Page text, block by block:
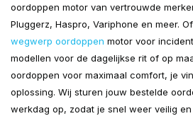
oordoppen motor van vertrouwde
Pluggerz, Haspro, Variphone en meer.
wegwerp oordoppen motor voor
modellen voor de dagelijkse rit of op
oordoppen voor maximaal comfort, je
oplossing. Wij sturen jouw bestelde
werkdag op, zodat je snel weer veilig